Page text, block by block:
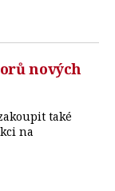
nových
také
na